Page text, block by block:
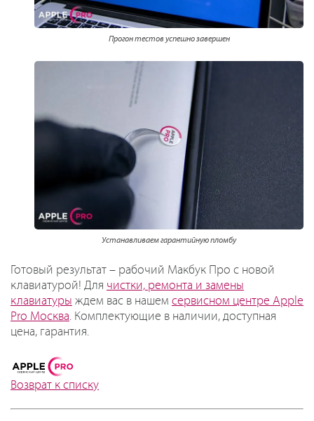
Прогон тестов успешно завершен
Устанавливаем гарантийную пломбу
Готовый результат – рабочий Макбук Про с новой
клавиатурой! Для чистки, ремонта и замены
клавиатуры ждем вас в нашем сервисном центре Apple
Pro Москва. Комплектующие в наличии, доступная
цена, гарантия.
Возврат к списку